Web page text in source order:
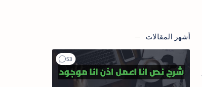
أشهر المقالات